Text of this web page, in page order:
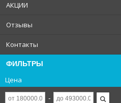
АКЦИИ
Отзывы
Контакты
ФИЛЬТРЫ
Цена